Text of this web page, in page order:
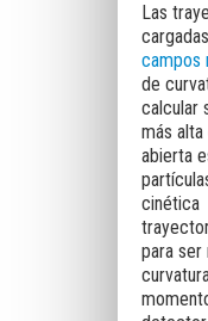
Las
campos
de
calcular
más
abierta
cinética
para ser